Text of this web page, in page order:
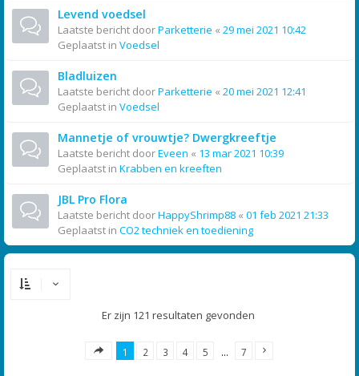
Levend voedsel
Laatste bericht doorParketterie « 29 mei 2021 10:42
Geplaatst in Voedsel
Bladluizen
Laatste bericht doorParketterie « 20 mei 2021 12:41
Geplaatst in Voedsel
Mannetje of vrouwtje? Dwergkreeftje
Laatste bericht doorEveen « 13 mar 2021 10:39
Geplaatst in Krabben en kreeften
JBL Pro Flora
Laatste bericht doorHappyShrimp88 « 01 feb 2021 21:33
Geplaatst in CO2 techniek en toediening
Er zijn 121 resultaten gevonden
1 2 3 4 5 … 7